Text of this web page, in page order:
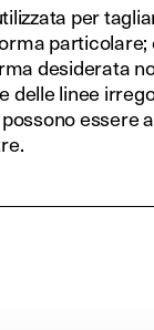
per
particolare;
desiderata
delle linee
essere